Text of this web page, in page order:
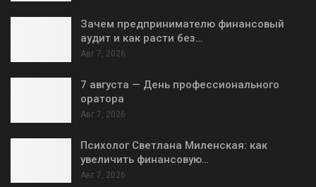
Зачем предпринимателю финансовый
аудит и как расти без…
Авг 7, 2026
7 августа — День профессионального
оратора
Авг 7, 2026
Психолог Светлана Миленская: как
увеличить финансовую…
Авг 7, 2026